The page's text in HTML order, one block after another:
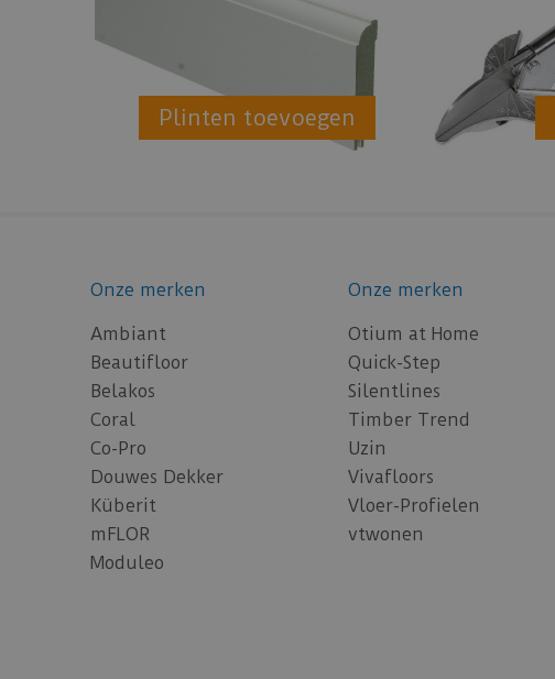
Plinten toevoegen
Onze merken
Ambiant
Beautifloor
Belakos
Coral
Co-Pro
Douwes Dekker
Küberit
mFLOR
Moduleo
Onze merken
Otium at Home
Quick-Step
Silentlines
Timber Trend
Uzin
Vivafloors
Vloer-Profielen
vtwonen